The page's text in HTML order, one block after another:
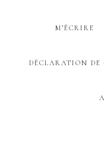
M’ÉCRIRE
DÉCLARATION